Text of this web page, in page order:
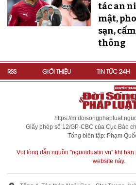
tác an
mật,
sạn,
thông
RSS GIỚI THIỆU TIN TỨC 24H
https://
Giấy phép số 12/GP-CBC của Cục Báo
Tổng biên tập: Phạm
Vui lòng dẫn nguồn "nguoiduatin.vn" khi
website này.